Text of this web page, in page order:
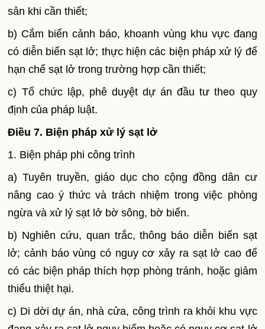
sản khi cần thiết;
b) Cắm biển cảnh báo, khoanh vùng khu vực đang
có diễn biến sạt lở; thực hiện các biện pháp xử lý để
hạn chế sạt lở trong trường hợp cần thiết;
c) Tổ chức lập, phê duyệt dự án đầu tư theo quy
định của pháp luật.
Điều 7. Biện pháp xử lý sạt lở
1. Biện pháp phi công trình
a) Tuyên truyền, giáo dục cho cộng đồng dân cư
nâng cao ý thức và trách nhiệm trong việc phòng
ngừa và xử lý sạt lở bờ sông, bờ biển.
b) Nghiên cứu, quan trắc, thông báo diễn biến sạt
lở; cảnh báo vùng có nguy cơ xảy ra sạt lở cao để
có các biện pháp thích hợp phòng tránh, hoặc giảm
thiểu thiệt hại.
c) Di dời dự án, nhà cửa, công trình ra khỏi khu vực